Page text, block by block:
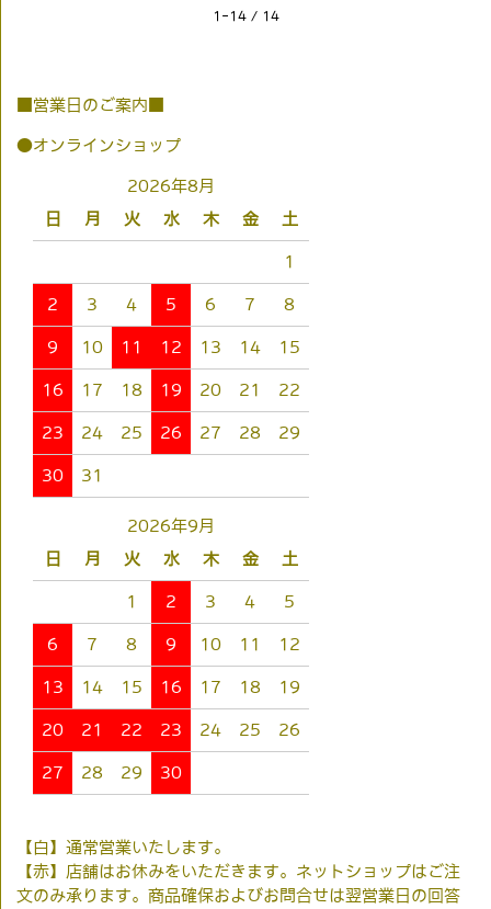
1-14 / 14
■営業日のご案内■
●オンラインショップ
2026年8月
日
月 火 水 木 金 土
1
2 3 4 5 6 7 8
9 10 11 12 13 14 15
16 17 18 19 20 21 22
23 24 25 26 27 28 29
30 31
2026年9月
日
月 火 水 木 金 土
1 2 3 4 5
6 7 8 9 10 11 12
13 14 15 16 17 18 19
20 21 22 23 24 25 26
27 28 29 30
【白】通常営業いたします。
【赤】店舗はお休みをいただきます。ネットショップはご注
文のみ承ります。商品確保およびお問合せは翌営業日の回答